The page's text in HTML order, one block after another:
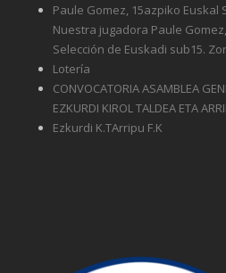
Paule Gomez, 15azpiko
Nuestra jugadora Paule
Selección de Euskadi sub15.
Lotería
CONVOCATORIA ASAMBLEA
EZKURDI KIROL TALDEA ETA
Ezkurdi K.TArripu F.K